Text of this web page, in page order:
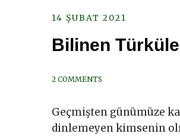
14 ŞUBAT 2021
Bilinen
2 COMMENTS
Geçmişten günümüze
dinlemeyen kimsenin